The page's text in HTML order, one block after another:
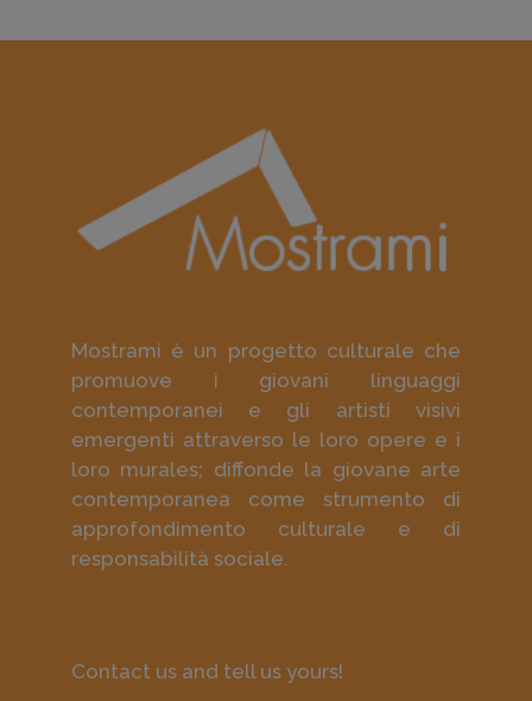
Mostrami è un progetto culturale che
promuove i giovani linguaggi
contemporanei e gli artisti visivi
emergenti attraverso le loro opere e i
loro murales; diffonde la giovane arte
contemporanea come strumento di
approfondimento culturale e di
responsabilità sociale.
Contact us and tell us yours!